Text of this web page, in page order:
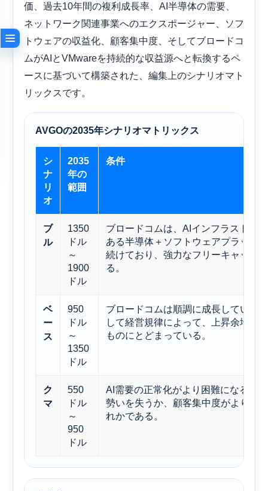
価、過去10年間の複利成長率、AI半導体の需要、
ネットワーク関連事業へのエクスポージャー、ソフ
トウェアの収益化、顧客集中度、そしてブロードコ
ムがAIとVMwareを持続的な収益源へと転換するペ
ースに基づいて構築された、編集上のシナリオマト
リックスです。
AVGOの2035年シナリオマトリックス
シ
ナ
リ
オ
2035
年の
範囲
条件
ブ
ル
1350
ドル
～
1900
ドル
ブロードコムは、AIインフラストラ
ある半導体＋ソフトウェアプラット
続けており、強力なフリーキャッシ
る。
ベ
ー
ス
950
ドル
～
1350
ドル
ブロードコムは順調に成長している
して経営規律によって、上昇余地は
ものにとどまっている。
ク
マ
550
ドル
～
950
ドル
AI需要の正常化がより困難になるか
勢いを失うか、顧客集中度がより大
れかである。